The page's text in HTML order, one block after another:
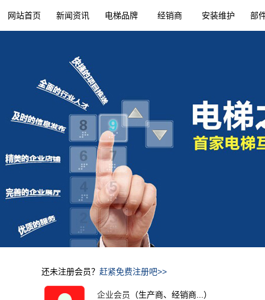
网站首页 新闻资讯 电梯品牌 经销商 安装维护 部
还未注册会员？ 赶紧免费注册吧>>
企业会员
（生产商、经销商...）